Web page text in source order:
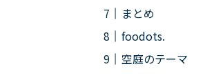
まとめ
foodots.
空庭のテーマ